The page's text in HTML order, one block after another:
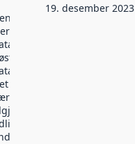
datoen
når
ble
av
kan ha
steder.
19. desember 2023